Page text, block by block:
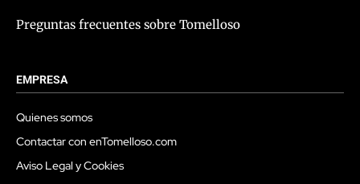
Preguntas frecuentes sobre Tomelloso
EMPRESA
Quienes somos
Contactar con enTomelloso.com
Aviso Legal y Cookies